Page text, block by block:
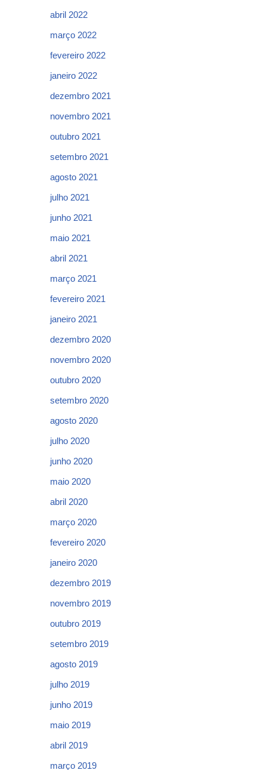
abril 2022
março 2022
fevereiro 2022
janeiro 2022
dezembro 2021
novembro 2021
outubro 2021
setembro 2021
agosto 2021
julho 2021
junho 2021
maio 2021
abril 2021
março 2021
fevereiro 2021
janeiro 2021
dezembro 2020
novembro 2020
outubro 2020
setembro 2020
agosto 2020
julho 2020
junho 2020
maio 2020
abril 2020
março 2020
fevereiro 2020
janeiro 2020
dezembro 2019
novembro 2019
outubro 2019
setembro 2019
agosto 2019
julho 2019
junho 2019
maio 2019
abril 2019
março 2019